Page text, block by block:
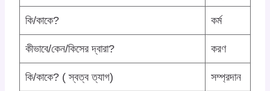
কি/কাকে? কর্ম
কীভাবে/কেন/কিসের দ্বারা? করণ
কি/কাকে? ( স্বত্ব ত্যাগ) সম্প্রদান